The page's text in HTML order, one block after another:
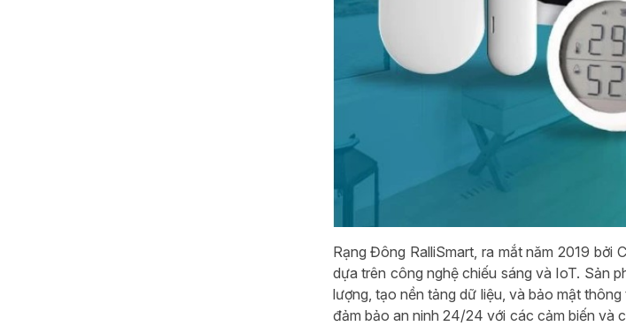
Rạng Đông RalliSmart, ra mắt năm 2019
dựa trên công nghệ chiếu sáng và IoT. Sản
lượng, tạo nền tảng dữ liệu, và bảo mật
đảm bảo an ninh 24/24 với các cảm biến và